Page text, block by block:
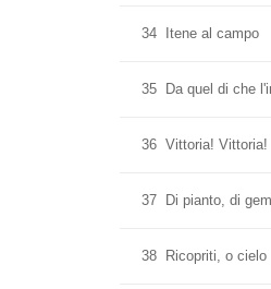
34 Itene al campo
35 Da quel di che
36 Vittoria! Vittoria!
37 Di pianto, di
38 Ricopriti, o cielo